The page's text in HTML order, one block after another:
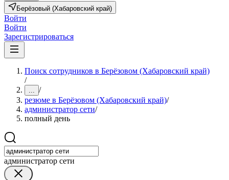
Берёзовый (Хабаровский край)
Войти
Войти
Зарегистрироваться
Поиск сотрудников в Берёзовом (Хабаровский край)
/
... /
резюме в Берёзовом (Хабаровский край)/
администратор сети/
полный день
администратор сети